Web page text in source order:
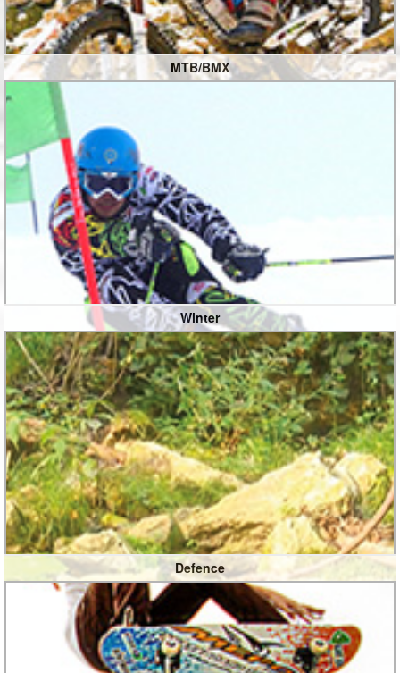
MTB/BMX
Winter
Defence